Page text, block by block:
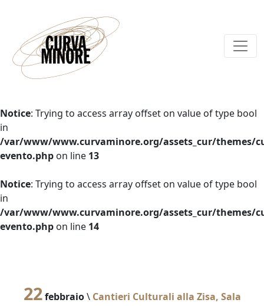
Notice: Trying to access array offset on value of type bool
in
/var/www/www.curvaminore.org/assets_cur/themes/
evento.php on line 13
Notice: Trying to access array offset on value of type bool
in
/var/www/www.curvaminore.org/assets_cur/themes/
evento.php on line 14
22 febbraio\ Cantieri Culturali alla Zisa, Sala